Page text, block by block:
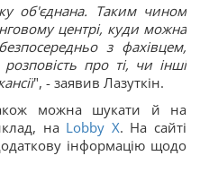
об'єднана. Таким чином
центрі, куди можна
з фахівцем,
про ті, чи інші
", - заявив Лазуткін.
можна шукати й на
на Lobby X. На сайті
інформацію щодо